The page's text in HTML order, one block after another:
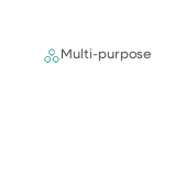
Multi-purpose